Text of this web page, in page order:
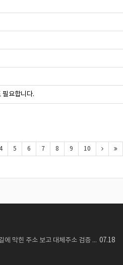
필요합니다.
5 6 7 8 9 10
07.18
막힌 주소 보고 대체주소 검증 다시 해봤네요